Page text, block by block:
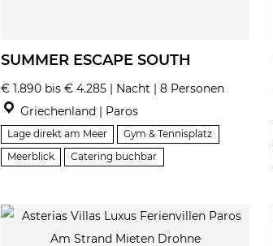
SUMMER ESCAPE SOUTH
€ 1.890 bis € 4.285 | Nacht | 8 Personen
Griechenland | Paros
Lage direkt am Meer
Gym & Tennisplatz
Meerblick
Catering buchbar